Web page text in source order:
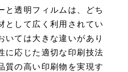
と透明フィルムは、どち
として広く利用されてい
いては大きな違いがあり
に応じた適切な印刷技法
質の高い印刷物を実現す